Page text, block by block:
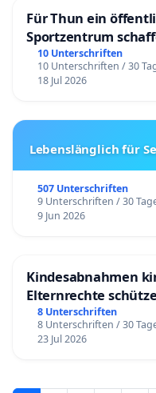
Für Thun ein
Sportzentrum
10 Unterschriften
10 Unterschriften / 30
18 Jul 2026
Lebenslänglich für
507 Unterschriften
9 Unterschriften / 30
9 Jun 2026
Kindesabnahmen
Elternrechte
8 Unterschriften
8 Unterschriften / 30
23 Jul 2026